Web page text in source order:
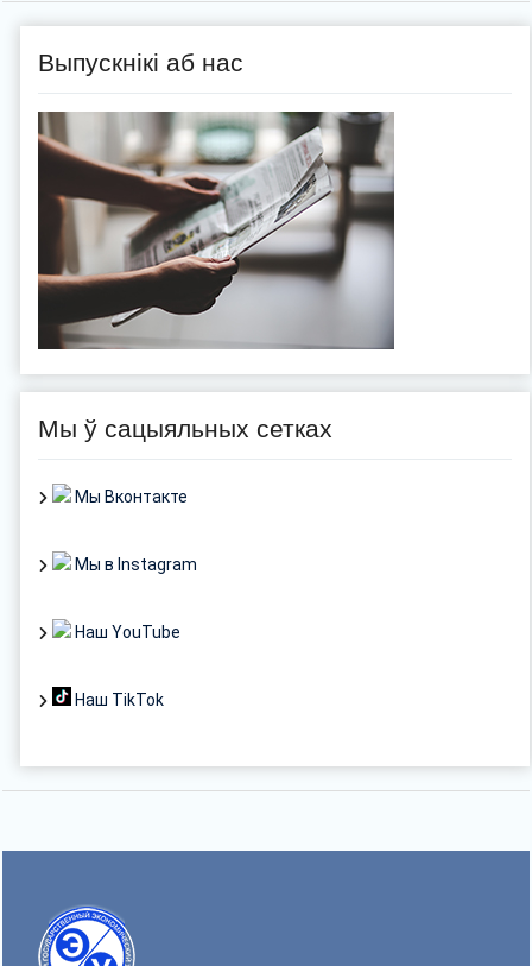
Выпускнікі аб нас
Мы ў сацыяльных сетках
Мы Вконтакте
Мы в Instagram
Наш YouTube
Наш TikTok